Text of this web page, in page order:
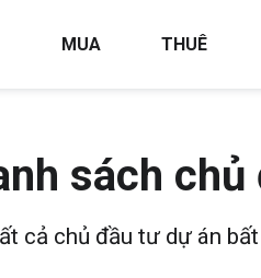
MUA THUÊ
sách
cả chủ đầu tư dự án